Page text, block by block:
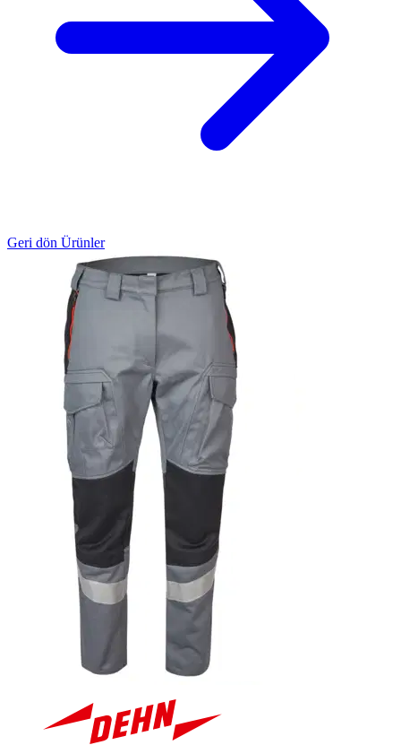
Geri dön Ürünler